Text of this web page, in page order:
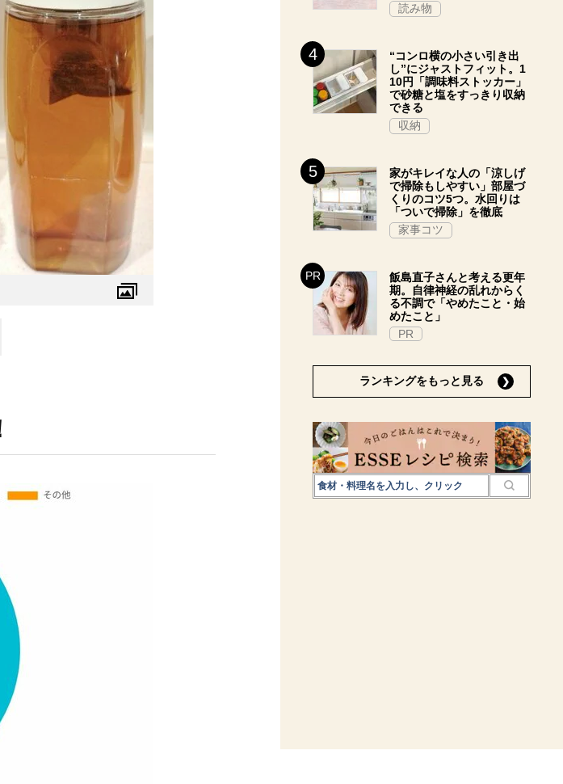
読み物
“コンロ横の小さい引き出
し”にジャストフィット。1
10円「調味料ストッカー」
で砂糖と塩をすっきり収納
できる
収納
家がキレイな人の「涼しげ
で掃除もしやすい」部屋づ
くりのコツ5つ。水回りは
「ついで掃除」を徹底
家事コツ
飯島直子さんと考える更年
期。自律神経の乱れからく
る不調で「やめたこと・始
めたこと」
PR
ランキングをもっと見る